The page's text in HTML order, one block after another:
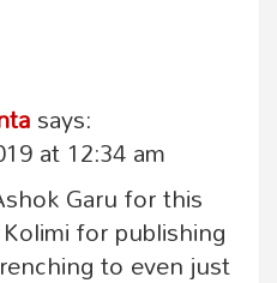
says:
at 12:34 am
Garu for this
for publishing
to even just